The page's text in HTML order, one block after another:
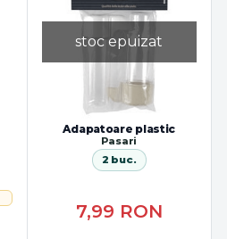
stoc epuizat
Adapatoare plastic
Pasari
2 buc.
7,99 RON